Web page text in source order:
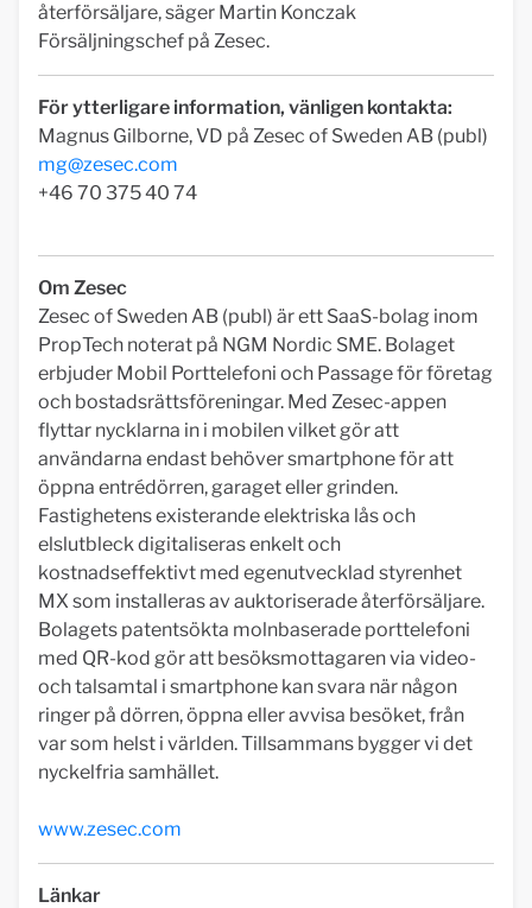
återförsäljare, säger Martin Konczak
Försäljningschef på Zesec.
För ytterligare information, vänligen kontakta:
Magnus Gilborne, VD på Zesec of Sweden AB (publ)
mg@zesec.com
+46 70 375 40 74
Om Zesec
Zesec of Sweden AB (publ) är ett SaaS-bolag inom
PropTech noterat på NGM Nordic SME. Bolaget
erbjuder Mobil Porttelefoni och Passage för företag
och bostadsrättsföreningar. Med Zesec-appen
flyttar nycklarna in i mobilen vilket gör att
användarna endast behöver smartphone för att
öppna entrédörren, garaget eller grinden.
Fastighetens existerande elektriska lås och
elslutbleck digitaliseras enkelt och
kostnadseffektivt med egenutvecklad styrenhet
MX som installeras av auktoriserade återförsäljare.
Bolagets patentsökta molnbaserade porttelefoni
med QR-kod gör att besöksmottagaren via video-
och talsamtal i smartphone kan svara när någon
ringer på dörren, öppna eller avvisa besöket, från
var som helst i världen. Tillsammans bygger vi det
nyckelfria samhället.
www.zesec.com
Länkar